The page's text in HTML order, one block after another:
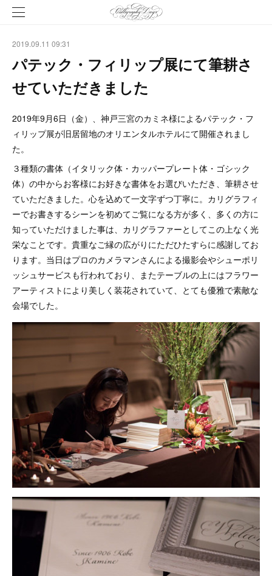
2019.09.11 09:31
パテック・フィリップ展にて筆耕さ
せていただきました
2019年9月6日（金）、神戸三宮のカミネ様によるパテック・フ
ィリップ展が旧居留地のオリエンタルホテルにて開催されまし
た。
３種類の書体（イタリック体・カッパープレート体・ゴシック
体）の中からお客様にお好きな書体をお選びいただき、筆耕させ
ていただきました。心を込めて一文字ずつ丁寧に。カリグラフィ
ーでお書きするシーンを初めてご覧になる方が多く、多くの方に
知っていただけました事は、カリグラファーとしてこの上なく光
栄なことです。貴重なご縁の広がりにただひたすらに感謝してお
ります。当日はプロのカメラマンさんによる撮影会やシューポリ
ッシュサービスも行われており、またテーブルの上にはフラワー
アーティストにより美しく装花されていて、とても優雅で素敵な
会場でした。